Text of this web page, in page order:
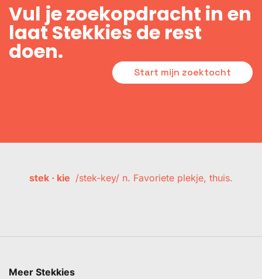
Vul je zoekopdracht in en
laat Stekkies de rest
doen.
Start mijn zoektocht
stek · kie /stek-key/ n. Favoriete plekje, thuis.
Meer Stekkies